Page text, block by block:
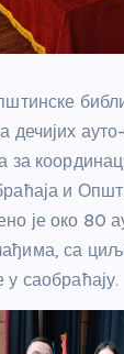
дечијих
за
и
је око 80
са
у саобраћају.